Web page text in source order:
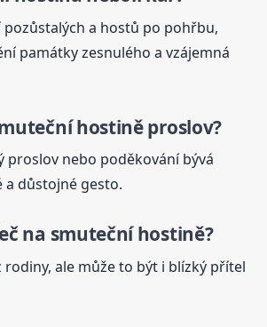
pozůstalých a hostů po pohřbu,
památky zesnulého a vzájemná
hostině proslov?
proslov nebo poděkování bývá
a důstojné gesto.
na smutečníhostině?
rodiny, ale může to být i blízký přítel